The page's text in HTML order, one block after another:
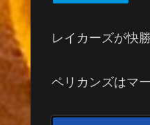
レイカーズが快
ペリカンズはマ